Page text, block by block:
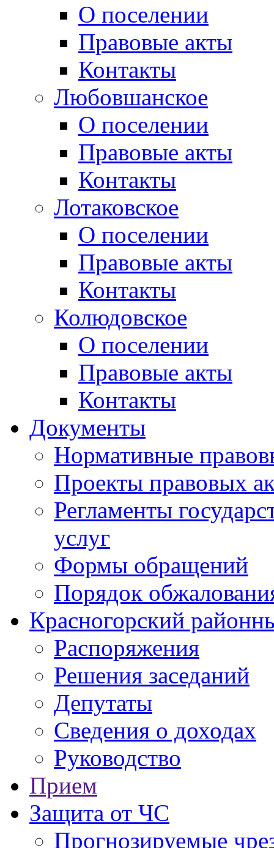
О поселении
Правовые акты
Контакты
Любовшанское
О поселении
Правовые акты
Контакты
Лотаковское
О поселении
Правовые акты
Контакты
Колюдовское
О поселении
Правовые акты
Контакты
Документы
Нормативные
Проекты правовых
Регламенты
услуг
Формы обращений
Порядок
Красногорский
Распоряжения
Решения заседаний
Депутаты
Сведения о доходах
Руководство
Прием
Защита от ЧС
Прогнозируемые